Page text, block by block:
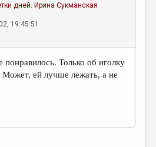
дней. Ирина Сукманская
19:45:51
Только об иголку
Может, ей лучше лежать, а не